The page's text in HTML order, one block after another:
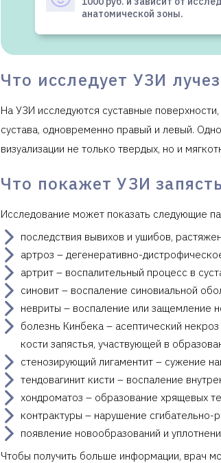
анатомической зоны.
Что исследует УЗИ
На УЗИ исследуются суставные
сустава, одновременно правый и левый.
визуализации не только твердых, но и
Что покажет УЗИ
Исследование может показать следующие
последствия вывихов и ушибов,
артроз – дегенеративно-
артрит – воспалительный процесс в
синовит – воспаление синовиальной
невриты – воспаление или защемление
болезнь Кинбека – асептический
кости запястья, участвующей в
стенозирующий лигаментит – сужение
тендовагинит кисти – воспаление
хондроматоз – образование хрящевых
контрактуры – нарушение сгибательно-
появление новообразований и
Чтобы получить больше информации, врач